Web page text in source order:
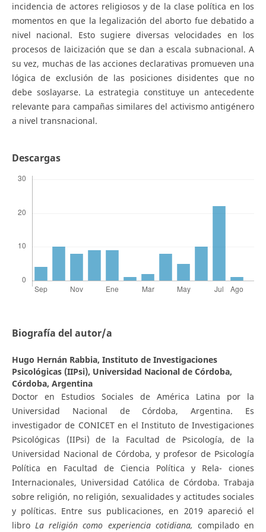
incidencia de actores religiosos y de la clase política en los
momentos en que la legalización del aborto fue debatido a
nivel nacional. Esto sugiere diversas velocidades en los
procesos de laicización que se dan a escala subnacional. A
su vez, muchas de las acciones declarativas promueven una
lógica de exclusión de las posiciones disidentes que no
debe soslayarse. La estrategia constituye un antecedente
relevante para campañas similares del activismo antigénero
a nivel transnacional.
Descargas
Biografía del autor/a
Hugo Hernán Rabbia, Instituto de Investigaciones
Psicológicas (IIPsi), Universidad Nacional de Córdoba,
Córdoba, Argentina
Doctor en Estudios Sociales de América Latina por la
Universidad Nacional de Córdoba, Argentina. Es
investigador de CONICET en el Instituto de Investigaciones
Psicológicas (IIPsi) de la Facultad de Psicología, de la
Universidad Nacional de Córdoba, y profesor de Psicología
Política en Facultad de Ciencia Política y Rela- ciones
Internacionales, Universidad Católica de Córdoba. Trabaja
sobre religión, no religión, sexualidades y actitudes sociales
y políticas. Entre sus publicaciones, en 2019 apareció el
libroLa religión como experiencia cotidiana, compilado en